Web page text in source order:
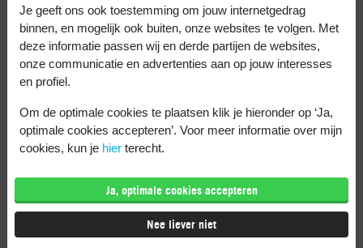
ander door jouw afspeellijst heen. Je kan je
eigen muziekvoorkeuren aangeven,
afspeellijsten maken en offline muziek
opslaan.
Maak een Family playlist
Wil je af en toe toch de muziek van de ander
horen? Dan kun je via de functie ‘Blend’ een
gedeelde afspeellijst maken. Dat doe je zo:
Open de Spotify app op je telefoon.
Je geeft ons ook toestemming om jouw internetgedrag
binnen, en mogelijk ook buiten, onze websites te volgen. Met
deze informatie passen wij en derde partijen de websites,
onze communicatie en advertenties aan op jouw interesses
en profiel.
Om de optimale cookies te plaatsen klik je hieronder op ‘Ja,
optimale cookies accepteren’. Voor meer informatie over mijn
cookies, kun je hier terecht.
Ja, optimale cookies accepteren
Nee liever niet